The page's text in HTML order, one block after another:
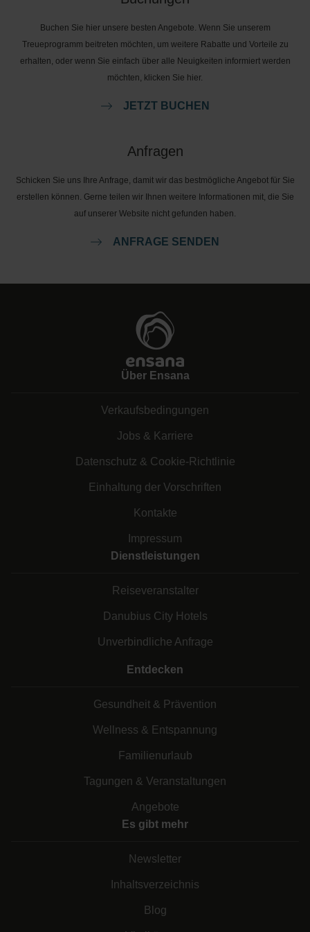
Buchen Sie hier unsere besten Angebote. Wenn Sie unserem
Treueprogramm beitreten möchten, um weitere Rabatte und Vorteile zu
erhalten, oder wenn Sie einfach über alle Neuigkeiten informiert werden
möchten, klicken Sie hier.
JETZT BUCHEN
Anfragen
Schicken Sie uns Ihre Anfrage, damit wir das bestmögliche Angebot für Sie
erstellen können. Gerne teilen wir Ihnen weitere Informationen mit, die Sie
auf unserer Website nicht gefunden haben.
ANFRAGE SENDEN
Über Ensana
Verkaufsbedingungen
Jobs & Karriere
Datenschutz & Cookie-Richtlinie
Einhaltung der Vorschriften
Kontakte
Impressum
Dienstleistungen
Reiseveranstalter
Danubius City Hotels
Unverbindliche Anfrage
Entdecken
Gesundheit & Prävention
Wellness & Entspannung
Familienurlaub
Tagungen & Veranstaltungen
Angebote
Es gibt mehr
Newsletter
Inhaltsverzeichnis
Blog